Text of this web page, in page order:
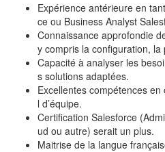
Expérience antérieure en
ce ou Business Analyst
Connaissance approfondie
y compris la configuration, la
Capacité à analyser les
s solutions adaptées.
Excellentes compétences
l d’équipe.
Certification Salesforce
ud ou autre) serait un plus.
Maitrise de la langue